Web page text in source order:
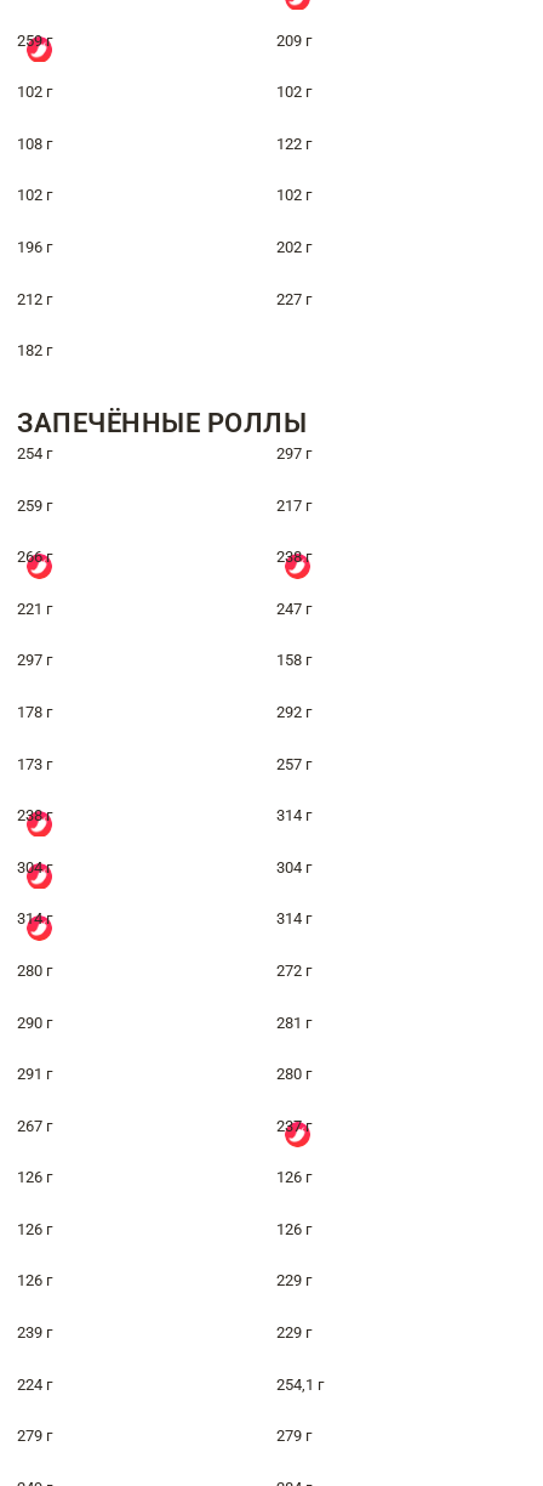
259 г 209 г
102 г 102 г
108 г 122 г
102 г 102 г
196 г 202 г
212 г 227 г
182 г
ЗАПЕЧЁННЫЕ РОЛЛЫ
254 г 297 г
259 г 217 г
266 г 238 г
221 г 247 г
297 г 158 г
178 г 292 г
173 г 257 г
238 г 314 г
304 г 304 г
314 г 314 г
280 г 272 г
290 г 281 г
291 г 280 г
267 г 237 г
126 г 126 г
126 г 126 г
126 г 229 г
239 г 229 г
224 г 254,1 г
279 г 279 г